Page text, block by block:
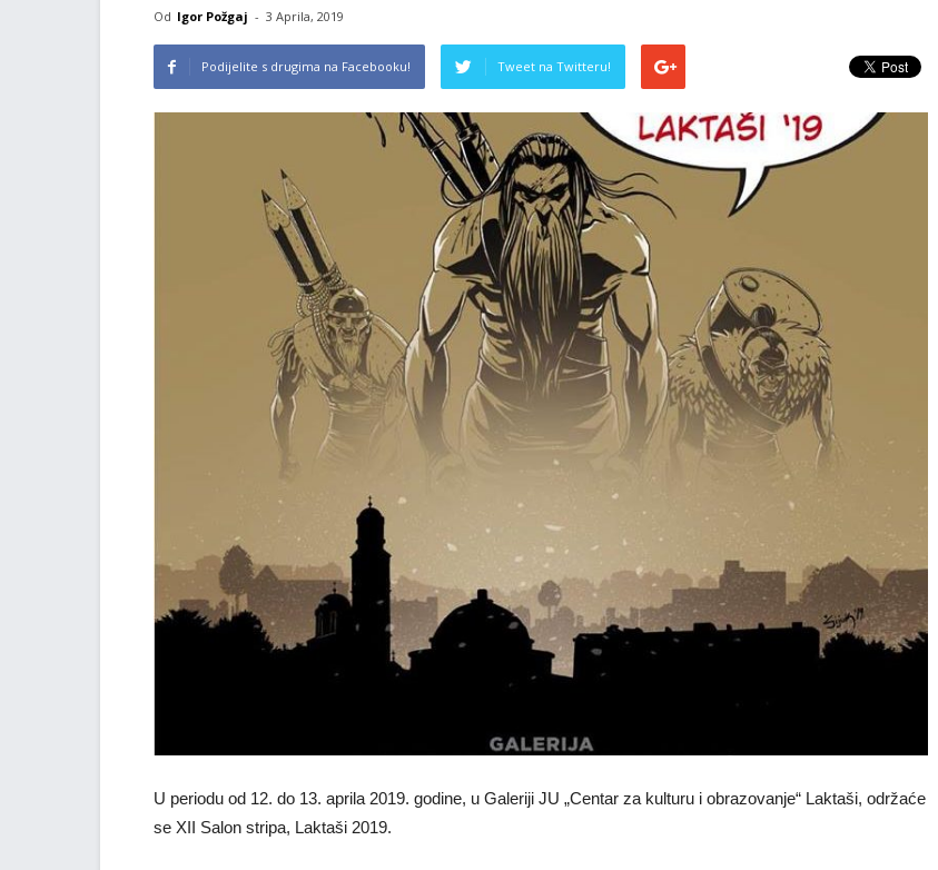
Od Igor Požgaj - 3 Aprila, 2019
Podijelite s drugima na Facebooku! Tweet na Twitteru!
U periodu od 12. do 13. aprila 2019. godine, u Galeriji JU „Centar za kulturu i obrazovanje“ Laktaši, održaće
se XII Salon stripa, Laktaši 2019.